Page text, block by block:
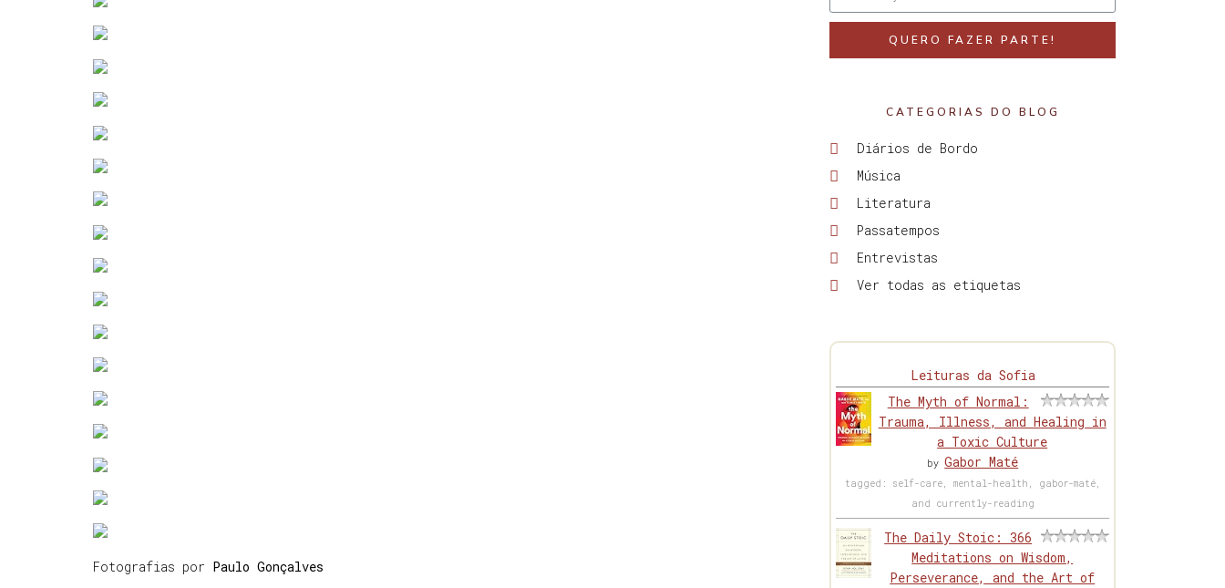
Fotografias por Paulo Gonçalves
QUERO FAZER PARTE!
CATEGORIAS DO BLOG
Diários de Bordo
Música
Literatura
Passatempos
Entrevistas
Ver todas as etiquetas
Leituras da Sofia
The Myth of Normal:
Trauma, Illness, and Healing in
a Toxic Culture
byGabor Maté
tagged: self-care, mental-health, gabor-maté,
and currently-reading
The Daily Stoic: 366
Meditations on Wisdom,
Perseverance, and the Art of